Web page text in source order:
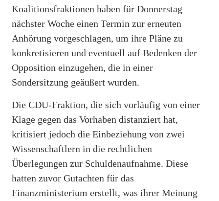
Koalitionsfraktionen haben für Donnerstag
nächster Woche einen Termin zur erneuten
Anhörung vorgeschlagen, um ihre Pläne zu
konkretisieren und eventuell auf Bedenken der
Opposition einzugehen, die in einer
Sondersitzung geäußert wurden.
Die CDU-Fraktion, die sich vorläufig von einer
Klage gegen das Vorhaben distanziert hat,
kritisiert jedoch die Einbeziehung von zwei
Wissenschaftlern in die rechtlichen
Überlegungen zur Schuldenaufnahme. Diese
hatten zuvor Gutachten für das
Finanzministerium erstellt, was ihrer Meinung